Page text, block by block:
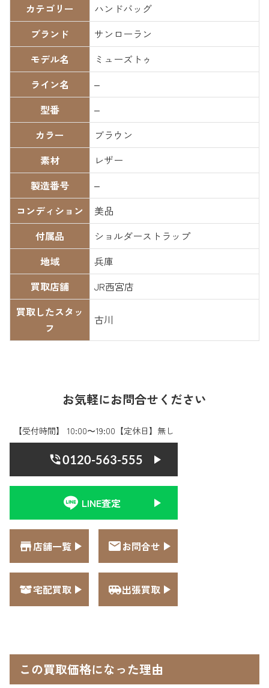
カテゴリー
ハンドバッグ
ブランド
サンローラン
モデル名
ミューズトゥ
ライン名
–
型番
–
カラー
ブラウン
素材
レザー
製造番号
–
コンディション
美品
付属品
ショルダーストラップ
地域
兵庫
買取店舗
JR西宮店
買取したスタッ
フ
古川
お気軽にお問合せください
【受付時間】 10:00〜19:00【定休日】無し
0120-563-555
LINE査定
店舗一覧 お問合せ
宅配買取 出張買取
この買取価格になった理由